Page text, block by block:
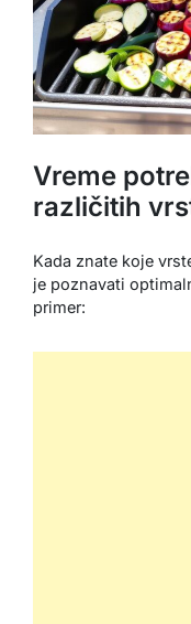
Vreme
različitih
Kada znate koje
je poznavati
primer: